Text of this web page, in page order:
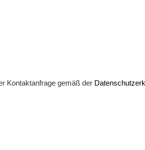
Kontaktanfrage gemäß der